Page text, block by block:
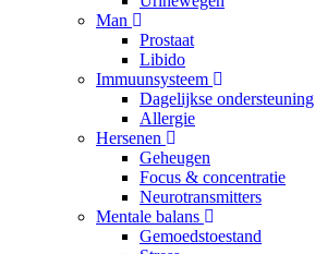
Man
Prostaat
Libido
Immuunsysteem
Dagelijkse ondersteuning
Allergie
Hersenen
Geheugen
Focus & concentratie
Neurotransmitters
Mentale balans
Gemoedstoestand